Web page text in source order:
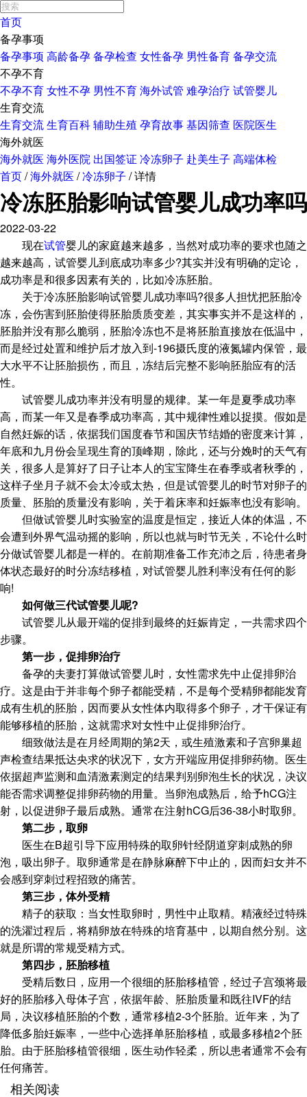
首页
备孕事项
备孕事项 高龄备孕备孕检查 女性备孕 男性备育备孕交流
不孕不育
不孕不育女性不孕 男性不育海外试管 难孕治疗 试管婴儿
生育交流
生育交流生育百科辅助生殖 孕育故事基因筛查 医院医生
海外就医
海外就医 海外医院 出国签证 冷冻卵子 赴美生子 高端体检
首页/海外就医 /冷冻卵子 /详情
冷冻胚胎影响试管婴儿成功率吗
2022-03-22
现在试管婴儿的家庭越来越多，当然对成功率的要求也随之
越来越高，试管婴儿到底成功率多少?其实并没有明确的定论，
成功率是和很多因素有关的，比如冷冻胚胎。
关于冷冻胚胎影响试管婴儿成功率吗?很多人担忧把胚胎冷
冻，会伤害到胚胎使得胚胎质质变差，其实事实并不是这样的，
胚胎并没有那么脆弱，胚胎冷冻也不是将胚胎直接放在低温中，
而是经过处置和维护后才放入到-196摄氏度的液氮罐内保管，最
大水平不让胚胎损伤，而且，冻结后完整不影响胚胎应有的活
性。
试管婴儿成功率并没有明显的规律。某一年是夏季成功率
高，而某一年又是春季成功率高，其中规律性难以捉摸。假如是
自然妊娠的话，依据我们国度春节和国庆节结婚的密度来计算，
年底和九月份会呈现生育的顶峰期，除此，还与分娩时的天气有
关，很多人是算好了日子让本人的宝宝降生在春季或者秋季的，
这样子坐月子就不会太冷或太热，但是试管婴儿的时节对卵子的
质量、胚胎的质量没有影响，关于着床率和妊娠率也没有影响。
但做试管婴儿时实验室的温度是恒定，接近人体的体温，不
会遭到外界气温动摇的影响，所以也就与时节无关，不论什么时
分做试管婴儿都是一样的。在前期准备工作充沛之后，待患者身
体状态最好的时分冻结移植，对试管婴儿胜利率没有任何的影
响!
如何做三代试管婴儿呢?
试管婴儿从最开端的促排到最终的妊娠肯定，一共需求四个
步骤。
第一步，促排卵治疗
备孕的夫妻打算做试管婴儿时，女性需求先中止促排卵治
疗。这是由于并非每个卵子都能受精，不是每个受精卵都能发育
成有生机的胚胎，因而要从女性体内取得多个卵子，才干保证有
能够移植的胚胎，这就需求对女性中止促排卵治疗。
细致做法是在月经周期的第2天，或生殖激素和子宫卵巢超
声检查结果抵达央求的状况下，女方开端应用促排卵药物。医生
依据超声监测和血清激素测定的结果判别卵泡生长的状况，决议
能否需求调整促排卵药物的用量。当卵泡成熟后，给予hCG注
射，以促进卵子最后成熟。通常在注射hCG后36-38小时取卵。
第二步，取卵
医生在B超引导下应用特殊的取卵针经阴道穿刺成熟的卵
泡，吸出卵子。取卵通常是在静脉麻醉下中止的，因而妇女并不
会感到穿刺过程招致的痛苦。
第三步，体外受精
精子的获取：当女性取卵时，男性中止取精。精液经过特殊
的洗濯过程后，将精卵放在特殊的培育基中，以期自然分别。这
就是所谓的常规受精方式。
第四步，胚胎移植
受精后数日，应用一个很细的胚胎移植管，经过子宫颈将最
好的胚胎移入母体子宫，依据年龄、胚胎质量和既往IVF的结
局，决议移植胚胎的个数，通常移植2-3个胚胎。近年来，为了
降低多胎妊娠率，一些中心选择单胚胎移植，或最多移植2个胚
胎。由于胚胎移植管很细，医生动作轻柔，所以患者通常不会有
任何痛苦。
相关阅读